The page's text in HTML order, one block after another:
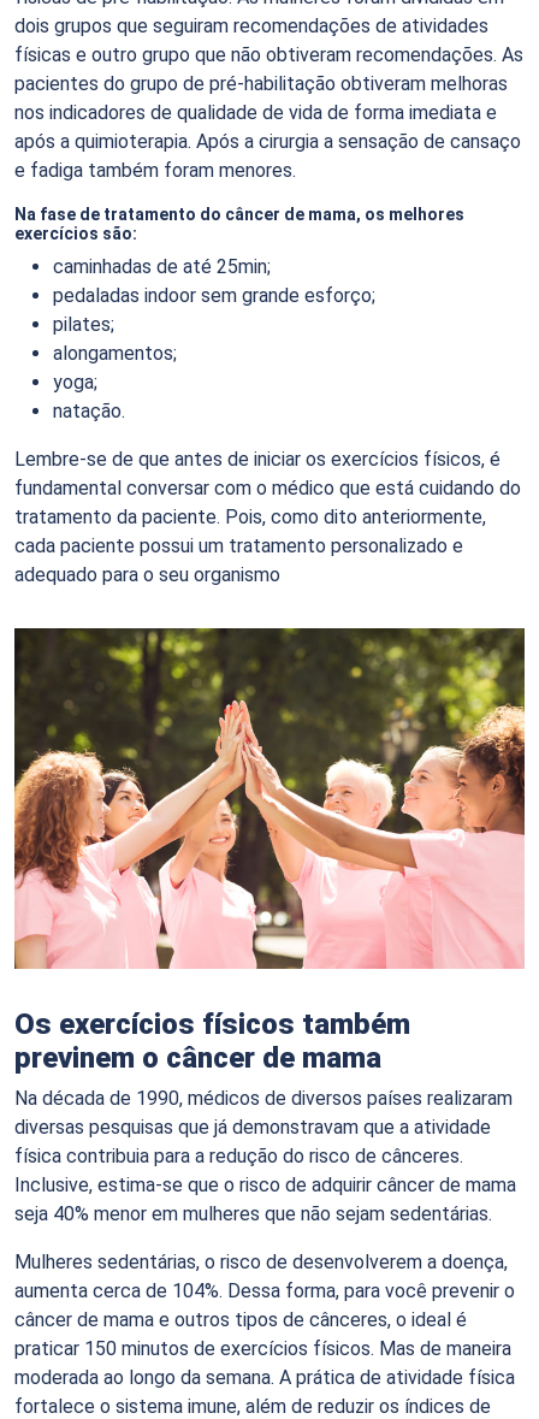
dois grupos que seguiram recomendações de atividades
físicas e outro grupo que não obtiveram recomendações. As
pacientes do grupo de pré-habilitação obtiveram melhoras
nos indicadores de qualidade de vida de forma imediata e
após a quimioterapia. Após a cirurgia a sensação de cansaço
e fadiga também foram menores.
Na fase de tratamento do câncer de mama, os melhores
exercícios são:
caminhadas de até 25min;
pedaladas indoor sem grande esforço;
pilates;
alongamentos;
yoga;
natação.
Lembre-se de que antes de iniciar os exercícios físicos, é
fundamental conversar com o médico que está cuidando do
tratamento da paciente. Pois, como dito anteriormente,
cada paciente possui um tratamento personalizado e
adequado para o seu organismo
Os exercícios físicos também
previnem o câncer de mama
Na década de 1990, médicos de diversos países realizaram
diversas pesquisas que já demonstravam que a atividade
física contribuia para a redução do risco de cânceres.
Inclusive, estima-se que o risco de adquirir câncer de mama
seja 40% menor em mulheres que não sejam sedentárias.
Mulheres sedentárias, o risco de desenvolverem a doença,
aumenta cerca de 104%. Dessa forma, para você prevenir o
câncer de mama e outros tipos de cânceres, o ideal é
praticar 150 minutos de exercícios físicos. Mas de maneira
moderada ao longo da semana. A prática de atividade física
fortalece o sistema imune, além de reduzir os índices de